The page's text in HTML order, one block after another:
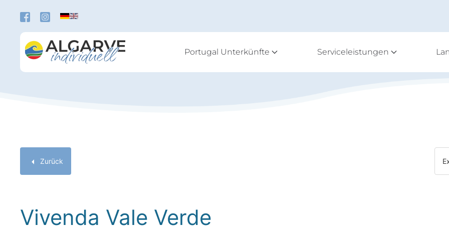
Zum Hauptinhalt springen
Portugal Unterkünfte Serviceleistungen
Zurück
Vivenda Vale Verde